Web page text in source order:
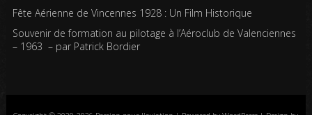
Fête Aérienne de Vincennes 1928 : Un Film Historique
Souvenir de formation au pilotage à l’Aéroclub de Valenciennes
– 1963 – par Patrick Bordier